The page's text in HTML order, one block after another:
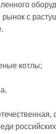
с
котлы;